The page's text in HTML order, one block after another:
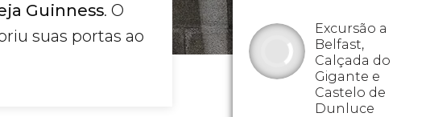
Guinness. O
suas portas ao
Excursão a
Belfast,
Calçada do
Gigante e
Castelo de
Dunluce